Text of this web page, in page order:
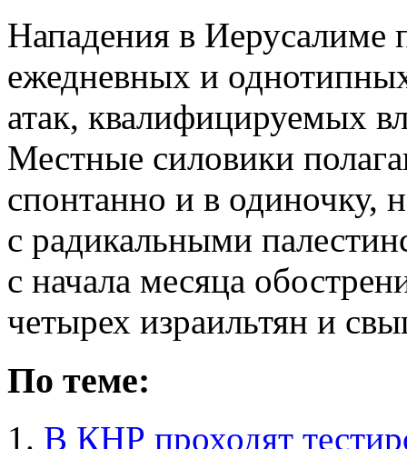
Нападения в Иерусалиме
ежедневных и
атак, квалифицируемых
Местные силовики
спонтанно и в одиночку,
с радикальными
с начала месяца
четырех израильтян и
По теме:
В КНР проходят